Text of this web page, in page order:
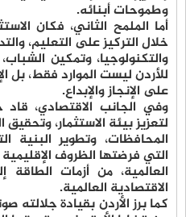
وطموحات أبنائه.
أما الملمح الثاني، فكان
خلال التركيز على التعليم،
والتكنولوجيا، وتمكين
للأردن ليست الموارد فقط، بل
على الإنجاز والإبداع.
وفي الجانب الاقتصادي، قاد
لتعزيز بيئة الاستثمار،
المحافظات، وتطوير البنية
التي فرضتها الظروف الإقليمية
العالمية، من أزمات الطاقة
الاقتصادية العالمية.
كما برز الأردن بقيادة جلالته